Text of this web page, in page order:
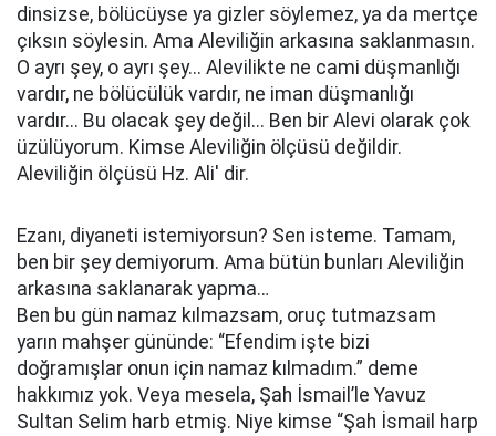
dinsizse, bölücüyse ya gizler söylemez, ya da mertçe
çıksın söylesin. Ama Aleviliğin arkasına saklanmasın.
O ayrı şey, o ayrı şey... Alevilikte ne cami düşmanlığı
vardır, ne bölücülük vardır, ne iman düşmanlığı
vardır... Bu olacak şey değil... Ben bir Alevi olarak çok
üzülüyorum. Kimse Aleviliğin ölçüsü değildir.
Aleviliğin ölçüsü Hz. Ali' dir.
Ezanı, diyaneti istemiyorsun? Sen isteme. Tamam,
ben bir şey demiyorum. Ama bütün bunları Aleviliğin
arkasına saklanarak yapma…
Ben bu gün namaz kılmazsam, oruç tutmazsam
yarın mahşer gününde: “Efendim işte bizi
doğramışlar onun için namaz kılmadım.” deme
hakkımız yok. Veya mesela, Şah İsmail’le Yavuz
Sultan Selim harb etmiş. Niye kimse “Şah İsmail harp